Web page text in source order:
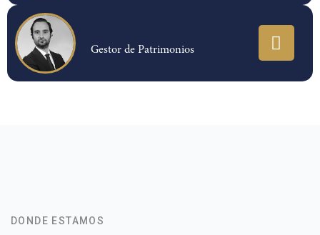
Gestor de Patrimonios
DONDE ESTAMOS